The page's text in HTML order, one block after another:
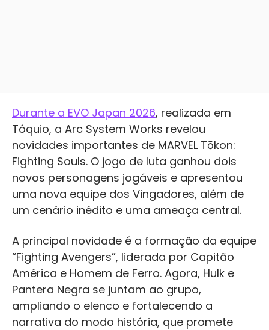
Durante a EVO Japan 2026, realizada em
Tóquio, a Arc System Works revelou
novidades importantes de MARVEL Tōkon:
Fighting Souls. O jogo de luta ganhou dois
novos personagens jogáveis e apresentou
uma nova equipe dos Vingadores, além de
um cenário inédito e uma ameaça central.
A principal novidade é a formação da equipe
“Fighting Avengers”, liderada por Capitão
América e Homem de Ferro. Agora, Hulk e
Pantera Negra se juntam ao grupo,
ampliando o elenco e fortalecendo a
narrativa do modo história, que promete